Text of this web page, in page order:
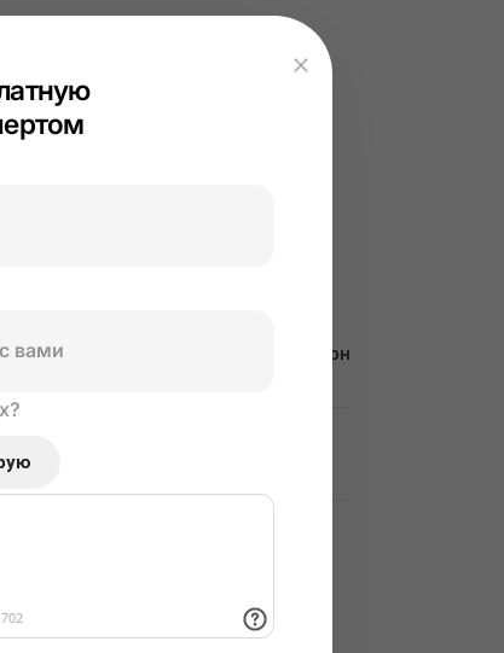
ввоз товаров из Китая: почему он
ответить на плохой отзыв
прибыль в 2026 году